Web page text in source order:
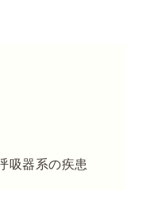
吸器系の疾患